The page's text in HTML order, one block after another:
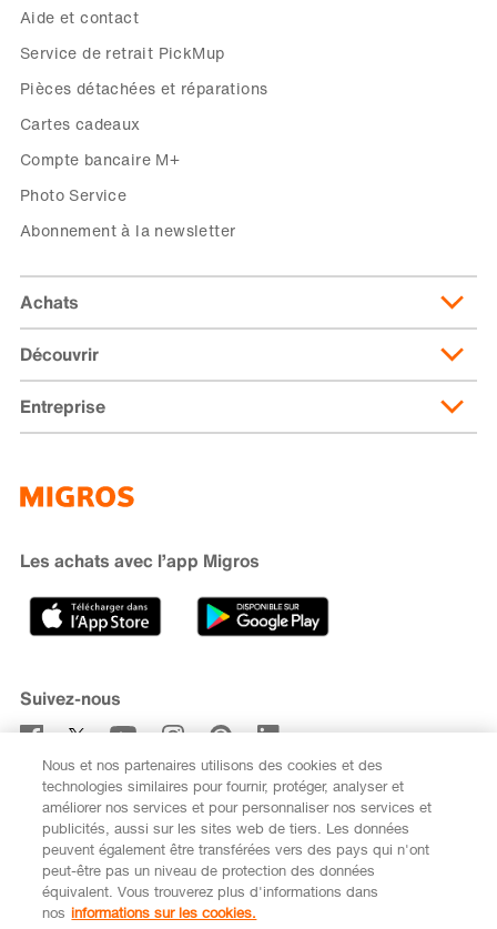
Aide et contact
Service de retrait PickMup
Pièces détachées et réparations
Cartes cadeaux
Compte bancaire M+
Photo Service
Abonnement à la newsletter
Achats
Livraison et frais de livraison
Abonnement de livraison
Moyens de paiement
Cumulus
Recherche de magasin
Découvrir
Migusto
iMpuls
Banque Migros
Entreprise
Développement durable
Carrière
Sponsoring
Médias
Code de conduite et signalement
Les achats avec l’app Migros
Suivez-nous
S’abonner à la newsletter
FR
Nous et nos partenaires utilisons des cookies et des
technologies similaires pour fournir, protéger, analyser et
améliorer nos services et pour personnaliser nos services et
publicités, aussi sur les sites web de tiers. Les données
peuvent également être transférées vers des pays qui n'ont
peut-être pas un niveau de protection des données
équivalent. Vous trouverez plus d'informations dans
nos informations sur les cookies.